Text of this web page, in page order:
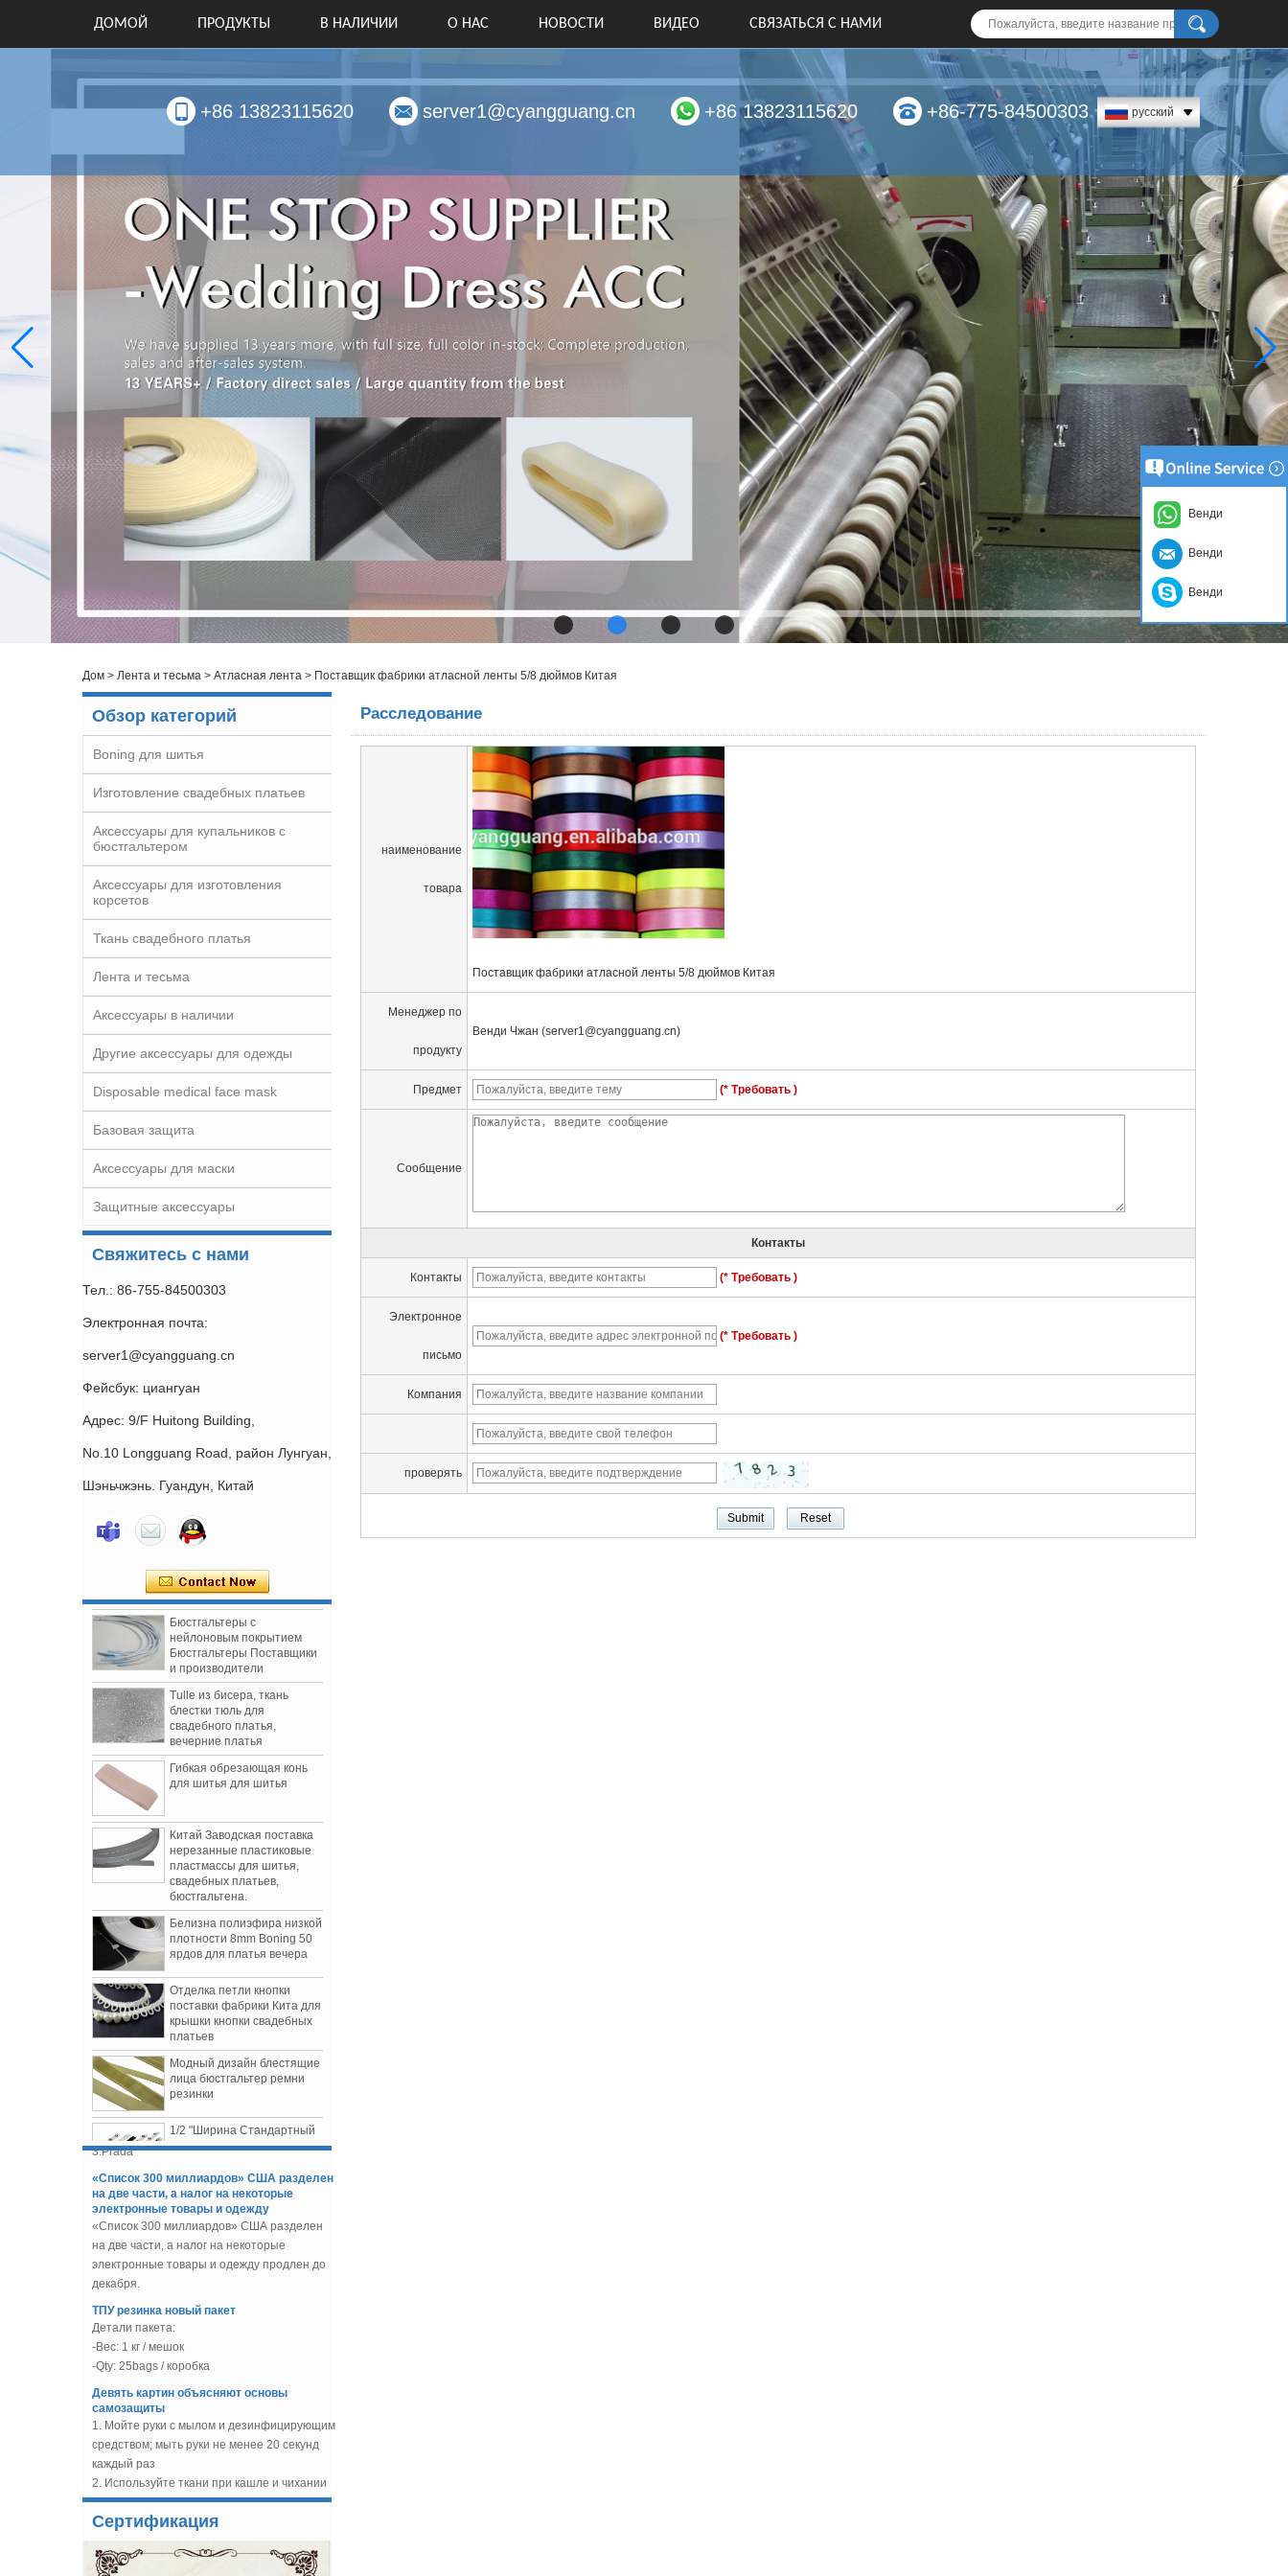
ДОМОЙ ПРОДУКТЫ В НАЛИЧИИ О НАС НОВОСТИ ВИДЕО СВЯЗАТЬСЯ С НАМИ
+86 13823115620 server1@cyangguang.cn +86 13823115620 +86-775-84500303 русский
Дом > Лента и тесьма > Атласная лента > Поставщик фабрики атласной ленты 5/8 дюймов Китая
Обзор категорий
Boning для шитья
Изготовление свадебных платьев
Аксессуары для купальников с
бюстгальтером
Аксессуары для изготовления
корсетов
Ткань свадебного платья
Лента и тесьма
Аксессуары в наличии
Другие аксессуары для одежды
Disposable medical face mask
Базовая защита
Аксессуары для маски
Защитные аксессуары
Свяжитесь с нами
Тел.: 86-755-84500303
Электронная почта:
server1@cyangguang.cn
Фейсбук: циангуан
Адрес: 9/F Huitong Building,
No.10 Longguang Road, район Лунгуан,
Шэньчжэнь. Гуандун, Китай
Слайдер для бюстгальтера
покрытием Фабрика Китая
по производству
аксессуаров
Бюстгальтеры с
нейлоновым покрытием
Бюстгальтеры Поставщики
и производители
Tulle из бисера, ткань
блестки тюль для
свадебного платья,
вечерние платья
Гибкая обрезающая конь
для шитья для шитья
нерезанные пластиковые
пластмассы для шитья,
свадебных платьев,
бюстгальтена.
Белизна полиэфира низкой
плотности 8mm Boning 50
ярдов для платья вечера
поставки фабрики Кита для
крышки кнопки свадебных
платьев
Модный дизайн блестящие
лица бюстгальтер ремни
резинки
корсет Busk, Busk для
Corset Front Happle
Бюстгальтер и аксессуары
для купальников
Бюстгальтер на косточках
Хлопковый чехол
Слайдер для бюстгальтера
без никеля с нейлоновым
бюстгальтеров Поставка
аксессуаров
Бюстгальтеры с
нейлоновым покрытием
и производители
Tulle из бисера, ткань
свадебного платья,
Гибкая обрезающая конь
Китай Заводская поставка
Женская одежда Осень / Зима 2019
Показывает
3 самых обсуждаемых шоу сезона
1.Томо Коидзуми
2. Боттега Венета
«Список 300 миллиардов» США разделен
на две части, а налог на некоторые
электронные товары и одежду
«Список 300 миллиардов» США разделен
на две части, а налог на некоторые
электронные товары и одежду продлен до
декабря.
ТПУ резинка новый пакет
Детали пакета:
-Вес: 1 кг / мешок
-Qty: 25bags / коробка
Девять картин объясняют основы
самозащиты
1. Мойте руки с мылом и дезинфицирующим
средством; мыть руки не менее 20 секунд
каждый раз
2. Используйте ткани при кашле и чихании
3. Нет ткани можно заменить с рукавом
4. Избегайте касания глаз, носа и рта, не
мойте руки
неудобными людьми
Новый дизайн спиральной стальной кости
с резиновой ручкой для защиты колена
В год 2019, наша компания разработать
Сертификация
Расследование
наименование
товара
Поставщик фабрики атласной ленты 5/8 дюймов Китая
Менеджер по
продукту
Венди Чжан (server1@cyangguang.cn)
Предмет (* Требовать )
Сообщение
Контакты
Контакты (* Требовать )
Электронное
письмо
(* Требовать )
Компания
проверять
Венди
Венди
Венди